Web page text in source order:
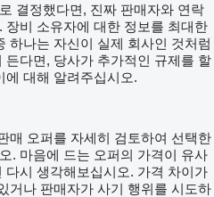
결정했다면, 진짜 판매자와 연락
비 소유자에 대한 정보를 최대한
하나는 자신이 실제 회사인 것처럼
다면, 당사가 추가적인 규제를 할
에 대해 알려주십시오.
매 오퍼를 자세히 검토하여 선택한
. 마음에 드는 오퍼의 가격이 유사
시 생각해보십시오. 가격 차이가
거나 판매자가 사기 행위를 시도하